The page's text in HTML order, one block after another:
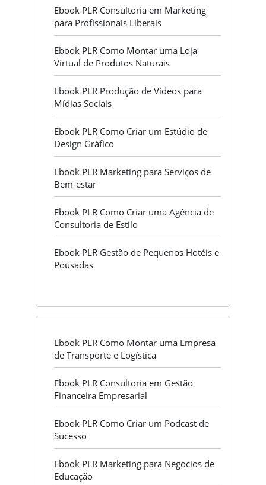
Ebook PLR Consultoria em Marketing
para Profissionais Liberais
Ebook PLR Como Montar uma Loja
Virtual de Produtos Naturais
Ebook PLR Produção de Vídeos para
Mídias Sociais
Ebook PLR Como Criar um Estúdio de
Design Gráfico
Ebook PLR Marketing para Serviços de
Bem-estar
Ebook PLR Como Criar uma Agência de
Consultoria de Estilo
Ebook PLR Gestão de Pequenos Hotéis e
Pousadas
Ebook PLR Como Montar uma Empresa
de Transporte e Logística
Ebook PLR Consultoria em Gestão
Financeira Empresarial
Ebook PLR Como Criar um Podcast de
Sucesso
Ebook PLR Marketing para Negócios de
Educação